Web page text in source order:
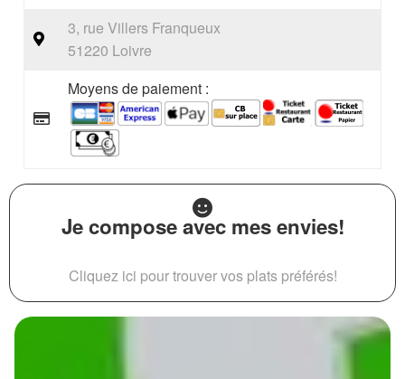
3, rue Villers Franqueux
51220 Loivre
Moyens de paiement :
Je compose avec mes envies!
Cliquez ici pour trouver vos plats préférés!